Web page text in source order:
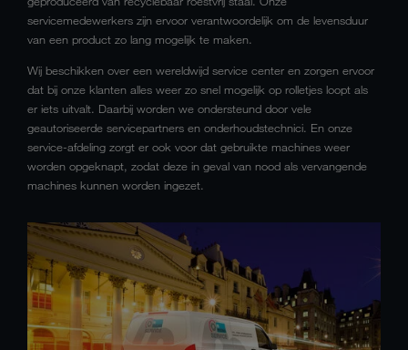
servicemedewerkers zijn ervoor verantwoordelijk om de levensduur
van een product zo lang mogelijk te maken.
Wij beschikken over een wereldwijd service center en zorgen ervoor
dat bij onze klanten alles weer zo snel mogelijk op rolletjes loopt als
er iets uitvalt. Daarbij worden we ondersteund door vele
geautoriseerde servicepartners en onderhoudstechnici. En onze
service-afdeling zorgt er ook voor dat gebruikte machines weer
worden opgeknapt, zodat deze in geval van nood als vervangende
machines kunnen worden ingezet.